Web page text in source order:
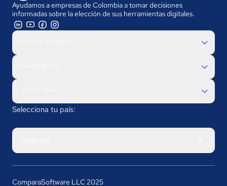
Ayudamos a empresas de Colombia a tomar decisiones
informadas sobre la elección de sus herramientas digitales.
Selecciona tu país:
ComparaSoftware LLC 2025